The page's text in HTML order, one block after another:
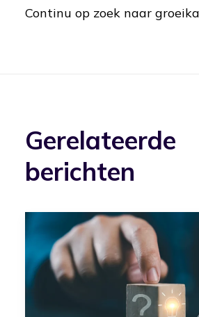
Continu op zoek naar
Gerelateerde
berichten